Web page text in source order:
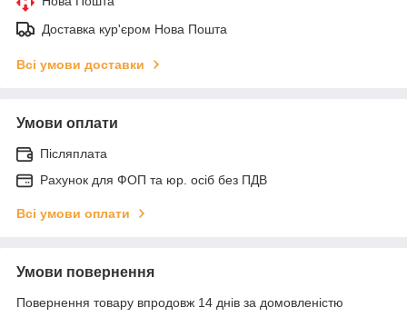
Доставка кур'єром Нова Пошта
Всі умови доставки
Умови оплати
Післяплата
Рахунок для ФОП та юр. осіб без ПДВ
Всі умови оплати
Умови повернення
Повернення товару впродовж 14 днів за домовленістю